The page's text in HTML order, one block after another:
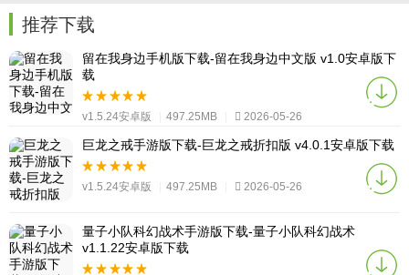
推荐下载
留在我身边手机版下载-留在我身边中文版 v1.0安卓版下
载
v1.5.24安卓版 497.25MB 2026-05-26
巨龙之戒手游版下载-巨龙之戒折扣版 v4.0.1安卓版下载
v1.5.24安卓版 497.25MB 2026-05-26
量子小队科幻战术手游版下载-量子小队科幻战术
v1.1.22安卓版下载